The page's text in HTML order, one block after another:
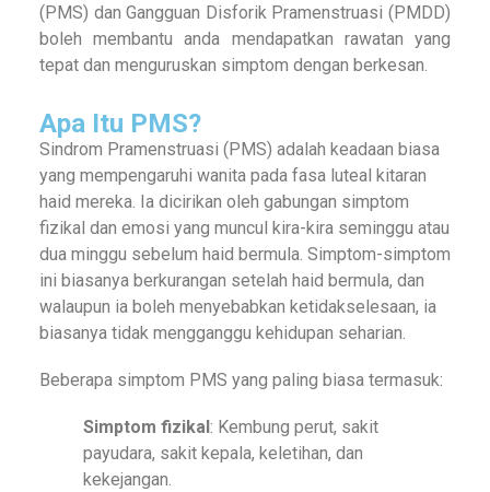
(PMS) dan Gangguan Disforik Pramenstruasi (PMDD)
boleh membantu anda mendapatkan rawatan yang
tepat dan menguruskan simptom dengan berkesan.
Apa Itu PMS?
Sindrom Pramenstruasi (PMS) adalah keadaan biasa
yang mempengaruhi wanita pada fasa luteal kitaran
haid mereka. Ia dicirikan oleh gabungan simptom
fizikal dan emosi yang muncul kira-kira seminggu atau
dua minggu sebelum haid bermula. Simptom-simptom
ini biasanya berkurangan setelah haid bermula, dan
walaupun ia boleh menyebabkan ketidakselesaan, ia
biasanya tidak mengganggu kehidupan seharian.
Beberapa simptom PMS yang paling biasa termasuk:
Simptom fizikal: Kembung perut, sakit
payudara, sakit kepala, keletihan, dan
kekejangan.